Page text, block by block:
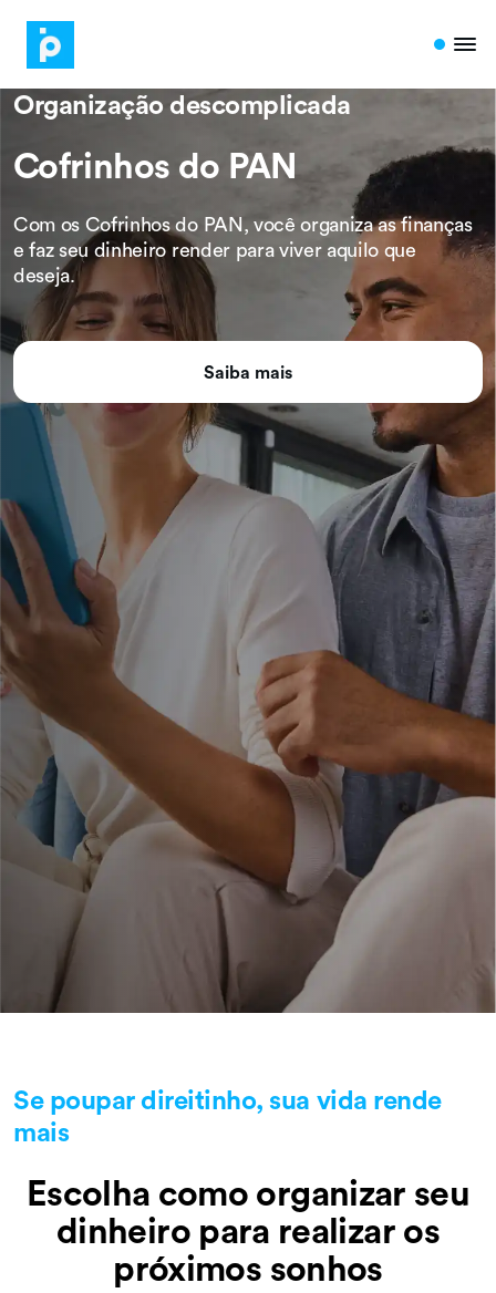
Organização descomplicada
Cofrinhos do PAN
Com os Cofrinhos do PAN, você organiza as finanças
e faz seu dinheiro render para viver aquilo que
deseja.
Saiba mais
Se poupar direitinho, sua vida rende
mais
Escolha como organizar seu
dinheiro para realizar os
próximos sonhos